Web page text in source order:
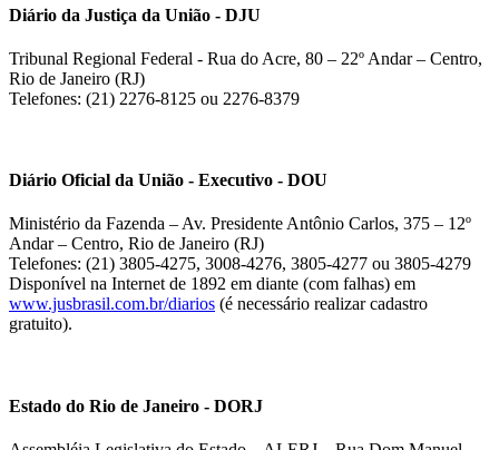
Diário da Justiça da União - DJU
Tribunal Regional Federal - Rua do Acre, 80 – 22º Andar – Centro,
Rio de Janeiro (RJ)
Telefones: (21) 2276-8125 ou 2276-8379
Diário Oficial da União - Executivo - DOU
Ministério da Fazenda – Av. Presidente Antônio Carlos, 375 – 12º
Andar – Centro, Rio de Janeiro (RJ)
Telefones: (21) 3805-4275, 3008-4276, 3805-4277 ou 3805-4279
Disponível na Internet de 1892 em diante (com falhas) em
www.jusbrasil.com.br/diarios (é necessário realizar cadastro
gratuito).
Estado do Rio de Janeiro - DORJ